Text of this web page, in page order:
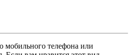
мобильного телефона или